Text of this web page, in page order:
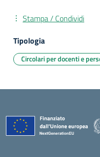
Stampa / Condividi
Tipologia
Circolari per docenti e